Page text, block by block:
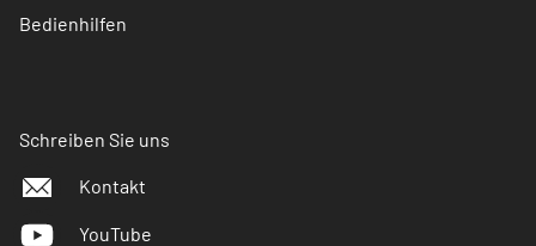
Bedienhilfen
Schreiben Sie uns
Kontakt
YouTube